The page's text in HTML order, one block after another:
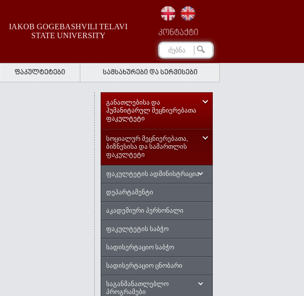
IAKOB GOGEBASHVILI TELAVI
STATE UNIVERSITY
კონტაქტი
ფაკულტეტები სამსახურები და სერვისები
განათლებისა და
ჰუმანიტარულ მეცნიერებათა
ფაკულტეტი
სოციალურ მეცნიერებათა,
ბიზნესისა და სამართლის
ფაკულტეტი
ფაკულტეტის ადმინისტრაცია
დეპარტამენტი
აკადემიური პერსონალი
ფაკულტეტის საბჭო
სადისერტაციო საბჭო
სადისერტაციო ცნობარი
საგანმანათლებლო
პროგრამები